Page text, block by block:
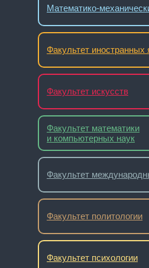
Математико-
Факультет иностранных
Факультет искусств
Факультет математики
и компьютерных наук
Факультет
Факультет политологии
Факультет психологии